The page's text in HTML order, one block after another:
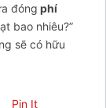
đóng phí
bao nhiêu?”
sẽ có hữu
Pin It